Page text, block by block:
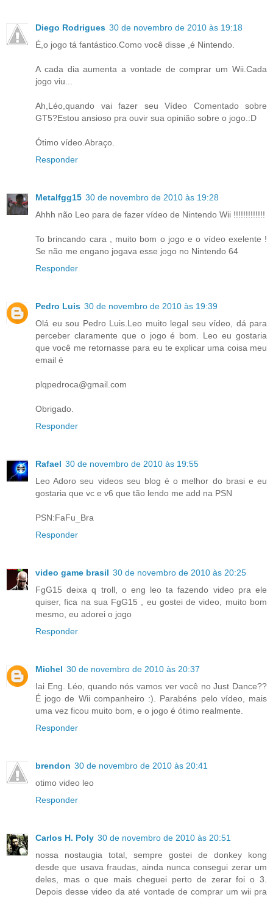
Diego Rodrigues 30 de novembro de 2010 às 19:18
É,o jogo tá fantástico.Como você disse ,é Nintendo.
A cada dia aumenta a vontade de comprar um Wii.Cada
jogo viu...
Ah,Léo,quando vai fazer seu Vídeo Comentado sobre
GT5?Estou ansioso pra ouvir sua opinião sobre o jogo.:D
Ótimo vídeo.Abraço.
Responder
Metalfgg15 30 de novembro de 2010 às 19:28
Ahhh não Leo para de fazer vídeo de Nintendo Wii !!!!!!!!!!!!!
To brincando cara , muito bom o jogo e o vídeo exelente !
Se não me engano jogava esse jogo no Nintendo 64
Responder
Pedro Luis 30 de novembro de 2010 às 19:39
Olá eu sou Pedro Luis.Leo muito legal seu vídeo, dá para
perceber claramente que o jogo é bom. Leo eu gostaria
que você me retornasse para eu te explicar uma coisa meu
email é
plqpedroca@gmail.com
Obrigado.
Responder
Rafael 30 de novembro de 2010 às 19:55
Leo Adoro seu videos seu blog é o melhor do brasi e eu
gostaria que vc e v6 que tão lendo me add na PSN
PSN:FaFu_Bra
Responder
video game brasil 30 de novembro de 2010 às 20:25
FgG15 deixa q troll, o eng leo ta fazendo video pra ele
quiser, fica na sua FgG15 , eu gostei de video, muito bom
mesmo, eu adorei o jogo
Responder
Michel 30 de novembro de 2010 às 20:37
Iai Eng. Léo, quando nós vamos ver você no Just Dance??
É jogo de Wii companheiro :). Parabéns pelo vídeo, mais
uma vez ficou muito bom, e o jogo é ótimo realmente.
Responder
brendon 30 de novembro de 2010 às 20:41
otimo video leo
Responder
Carlos H. Poly 30 de novembro de 2010 às 20:51
nossa nostaugia total, sempre gostei de donkey kong
desde que usava fraudas, ainda nunca consegui zerar um
deles, mas o que mais cheguei perto de zerar foi o 3.
Depois desse video da até vontade de comprar um wii pra